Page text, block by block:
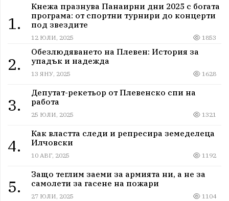
1.
Кнежа празнува Панаирни дни 2025 с богата
програма: от спортни турнири до концерти
под звездите
12 ЮЛИ, 2025 1853
2.
Обезлюдяването на Плевен: История за
упадък и надежда
13 ЯНУ, 2025 1628
3.
Депутат-рекетьор от Плевенско спи на
работа
25 ЮЛИ, 2025 1321
4.
Как властта следи и репресира земеделеца
Илчовски
10 АВГ, 2025 1192
5.
Защо теглим заеми за армията ни, а не за
самолети за гасене на пожари
27 ЮЛИ, 2025 1104